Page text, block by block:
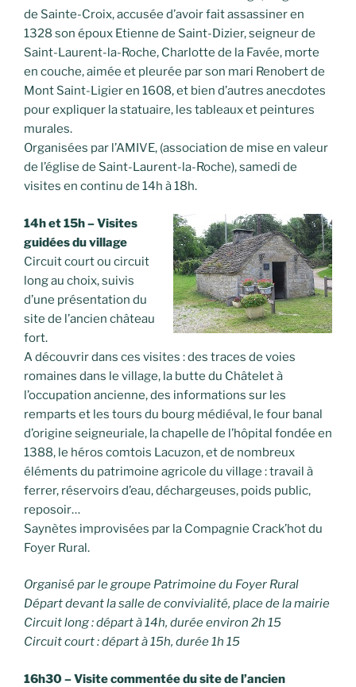
de Sainte-Croix, accusée d’avoir fait assassiner en
1328 son époux Etienne de Saint-Dizier, seigneur de
Saint-Laurent-la-Roche, Charlotte de la Favée, morte
en couche, aimée et pleurée par son mari Renobert de
Mont Saint-Ligier en 1608, et bien d’autres anecdotes
pour expliquer la statuaire, les tableaux et peintures
murales.
Organisées par l’AMIVE, (association de mise en valeur
de l’église de Saint-Laurent-la-Roche), samedi de
visites en continu de 14h à 18h.
14h et 15h – Visites
guidées du village
Circuit court ou circuit
long au choix, suivis
d’une présentation du
site de l’ancien château
fort.
A découvrir dans ces visites : des traces de voies
romaines dans le village, la butte du Châtelet à
l’occupation ancienne, des informations sur les
remparts et les tours du bourg médiéval, le four banal
d’origine seigneuriale, la chapelle de l’hôpital fondée en
1388, le héros comtois Lacuzon, et de nombreux
éléments du patrimoine agricole du village : travail à
ferrer, réservoirs d’eau, déchargeuses, poids public,
reposoir…
Saynètes improvisées par la Compagnie Crack’hot du
Foyer Rural.
Organisé par le groupe Patrimoine du Foyer Rural
Départ devant la salle de convivialité, place de la mairie
Circuit long : départ à 14h, durée environ 2h 15
Circuit court : départ à 15h, durée 1h 15
16h30 – Visite commentée du site de l’ancien